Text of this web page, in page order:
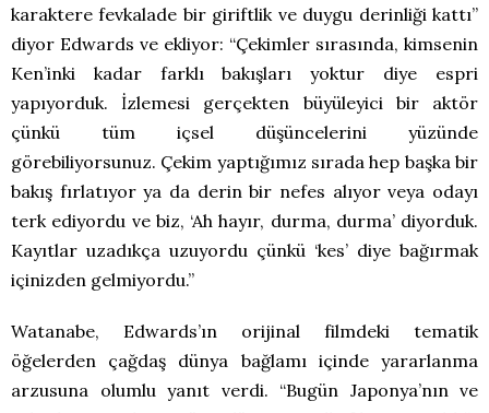
karaktere fevkalade bir giriftlik ve duygu derinliği kattı”
diyor Edwards ve ekliyor: “Çekimler sırasında, kimsenin
Ken’inki kadar farklı bakışları yoktur diye espri
yapıyorduk. İzlemesi gerçekten büyüleyici bir aktör
çünkü tüm içsel düşüncelerini yüzünde
görebiliyorsunuz. Çekim yaptığımız sırada hep başka bir
bakış fırlatıyor ya da derin bir nefes alıyor veya odayı
terk ediyordu ve biz, ‘Ah hayır, durma, durma’ diyorduk.
Kayıtlar uzadıkça uzuyordu çünkü ‘kes’ diye bağırmak
içinizden gelmiyordu.”
Watanabe, Edwards’ın orijinal filmdeki tematik
öğelerden çağdaş dünya bağlamı içinde yararlanma
arzusuna olumlu yanıt verdi. “Bugün Japonya’nın ve